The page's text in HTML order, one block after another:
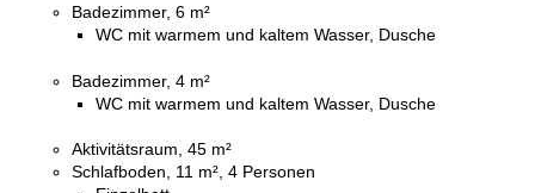
Badezimmer, 6 m²
WC mit warmem und kaltem Wasser, Dusche
Badezimmer, 4 m²
WC mit warmem und kaltem Wasser, Dusche
Aktivitätsraum, 45 m²
Schlafboden, 11 m², 4 Personen